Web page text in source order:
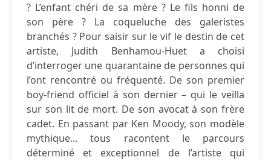
? L’enfant chéri de sa mère ? Le fils honni de
son père ? La coqueluche des galeristes
branchés ? Pour saisir sur le vif le destin de cet
artiste, Judith Benhamou-Huet a choisi
d’interroger une quarantaine de personnes qui
l’ont rencontré ou fréquenté. De son premier
boy-friend officiel à son dernier – qui le veilla
sur son lit de mort. De son avocat à son frère
cadet. En passant par Ken Moody, son modèle
mythique... tous racontent le parcours
déterminé et exceptionnel de l’artiste qui